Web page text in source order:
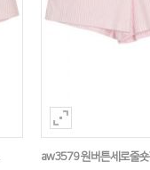
aw3579 원버튼세로줄